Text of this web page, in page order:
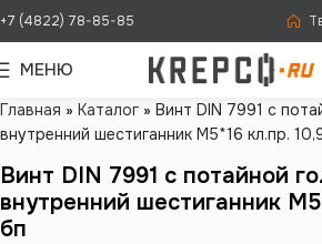
+7 (4822) 78-85-85
МЕНЮ
Главная » Каталог » Винт DIN 7991 с
внутренний шестиганник М5*16 кл.пр.
Винт DIN 7991 с потайной
внутренний шестиганник
бп